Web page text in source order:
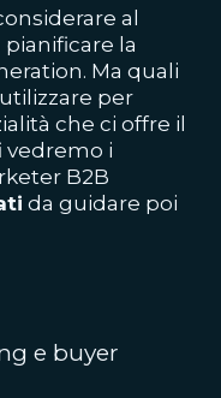
al
la
Ma quali
per
che ci offre il
vedremo i
B2B
da guidare poi
e buyer